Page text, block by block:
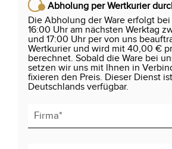
Abholung per Wertkurier
Die Abholung der Ware erfolgt
16:00 Uhr am nächsten Werktag
und 17:00 Uhr per von uns
Wertkurier und wird mit 40,00 €
berechnet. Sobald die Ware bei
setzen wir uns mit lhnen in
fixieren den Preis. Dieser Dienst
Deutschlands verfügbar.